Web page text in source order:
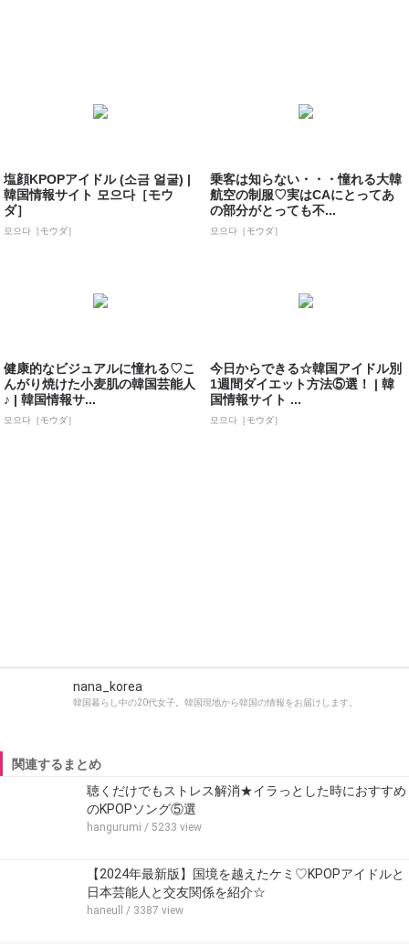
塩顔KPOPアイドル (소금 얼굴) |
韓国情報サイト 모으다［モウ
ダ］
모으다［モウダ］
乗客は知らない・・・憧れる大韓
航空の制服♡実はCAにとってあ
の部分がとっても不...
모으다［モウダ］
健康的なビジュアルに憧れる♡こ
んがり焼けた小麦肌の韓国芸能人
♪ | 韓国情報サ...
모으다［モウダ］
今日からできる☆韓国アイドル別
1週間ダイエット方法⑤選！ | 韓
国情報サイト ...
모으다［モウダ］
nana_korea
韓国暮らし中の20代女子。韓国現地から韓国の情報をお届けします。
関連するまとめ
聴くだけでもストレス解消★イラっとした時におすすめ
のKPOPソング⑤選
hangurumi / 5233 view
【2024年最新版】国境を越えたケミ♡KPOPアイドルと
日本芸能人と交友関係を紹介☆
haneull / 3387 view